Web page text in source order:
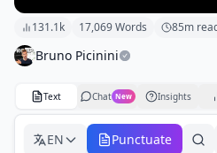
131.1k 17,069Words 85m
Bruno Picinini
Text Chat New Insights
EN Punctuate